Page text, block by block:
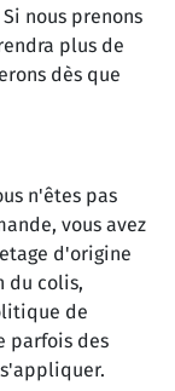
nous prenons
plus de
dès que
n'êtes pas
vous avez
d'origine
du colis,
de
parfois des